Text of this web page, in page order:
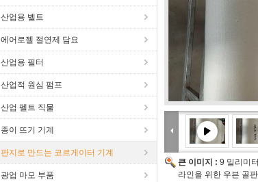
산업용 벨트
에어로젤 절연제 담요
산업용 필터
산업적 원심 펌프
산업 펠트 직물
종이 뜨기 기계
판지로 만드는 코르게이터 기계
광업 마모 부품
큰 이미지 : 9 밀리미
라인을 위한 우븐 골